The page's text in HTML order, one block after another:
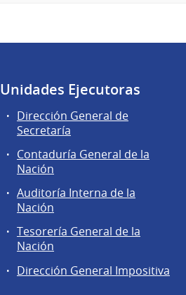
Unidades Ejecutoras
Dirección General de
Secretaría
Contaduría General de la
Nación
Auditoría Interna de la
Nación
Tesorería General de la
Nación
Dirección General Impositiva